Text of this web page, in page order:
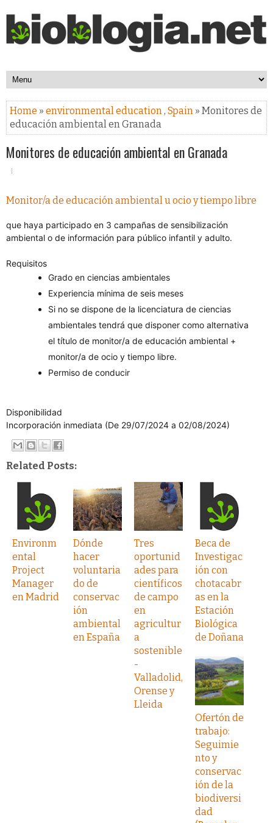
Home » environmental education, Spain » Monitores de
educación ambiental en Granada
Monitores de educación ambiental en Granada
Monitor/a de educación ambiental u ocio y tiempo libre
que haya participado en 3 campañas de sensibilización
ambiental o de información para público infantil y adulto.
Requisitos
Grado en ciencias ambientales
Experiencia mínima de seis meses
Si no se dispone de la licenciatura de ciencias
ambientales tendrá que disponer como alternativa
el título de monitor/a de educación ambiental +
monitor/a de ocio y tiempo libre.
Permiso de conducir
Disponibilidad
Incorporación inmediata (De 29/07/2024 a 02/08/2024)
Related Posts:
Environm
ental
Project
Manager
en Madrid
Dónde
hacer
voluntaria
do de
conservac
ión
ambiental
en España
Tres
oportunid
ades para
científicos
de campo
en
agricultur
a
sostenible
-
Valladolid,
Orense y
Lleida
Beca de
Investigac
ión con
chotacabr
as en la
Estación
Biológica
de Doñana
Ofertón de
trabajo:
Seguimie
nto y
conservac
ión de la
biodiversi
dad